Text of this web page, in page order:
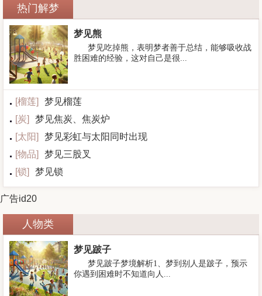
热门解梦
梦见熊
梦见吃掉熊，表明梦者善于总结，能够吸收战
胜困难的经验，这对自己是很...
[榴莲]
梦见榴莲
[炭]
梦见焦炭、焦炭炉
[太阳]
梦见彩虹与太阳同时出现
[物品]
梦见三股叉
[锁] 梦见锁
广告id20
人物类
梦见跛子
梦见跛子梦境解析1、梦到别人是跛子，预示
你遇到困难时不知道向人...